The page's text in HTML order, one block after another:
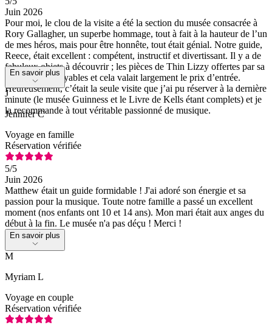
Juin 2026
Pour moi, le clou de la visite a été la section du musée consacrée à
Rory Gallagher, un superbe hommage, tout à fait à la hauteur de l’un
de mes héros, mais pour être honnête, tout était génial. Notre guide,
Reece, était excellent : compétent, instructif et divertissant. Il y a de
fabuleux objets à découvrir ; les pièces de Thin Lizzy offertes par sa
mère sont incroyables et cela valait largement le prix d’entrée.
Heureusement, c’était la seule visite que j’ai pu réserver à la dernière
minute (le musée Guinness et le Livre de Kells étant complets) et je
la recommande à tout véritable passionné de musique.
En savoir plus
J
Jennifer C
Voyage en famille
Réservation vérifiée
5/5
Juin 2026
Matthew était un guide formidable ! J'ai adoré son énergie et sa
passion pour la musique. Toute notre famille a passé un excellent
moment (nos enfants ont 10 et 14 ans). Mon mari était aux anges du
début à la fin. Le musée n'a pas déçu ! Merci !
En savoir plus
M
Myriam L
Voyage en couple
Réservation vérifiée